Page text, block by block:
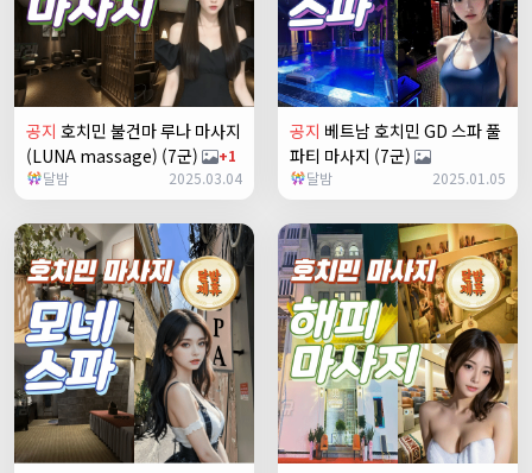
공지 호치민 불건마 루나 마사지
(LUNA massage) (7군)
+1
달밤
2025.03.04
공지 베트남 호치민 GD 스파 풀
파티 마사지 (7군)
달밤 2025.01.05